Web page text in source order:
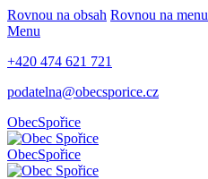
Rovnou na obsah Rovnou na menu
Menu
+420 474 621 721
podatelna@obecsporice.cz
ObecSpořice
ObecSpořice